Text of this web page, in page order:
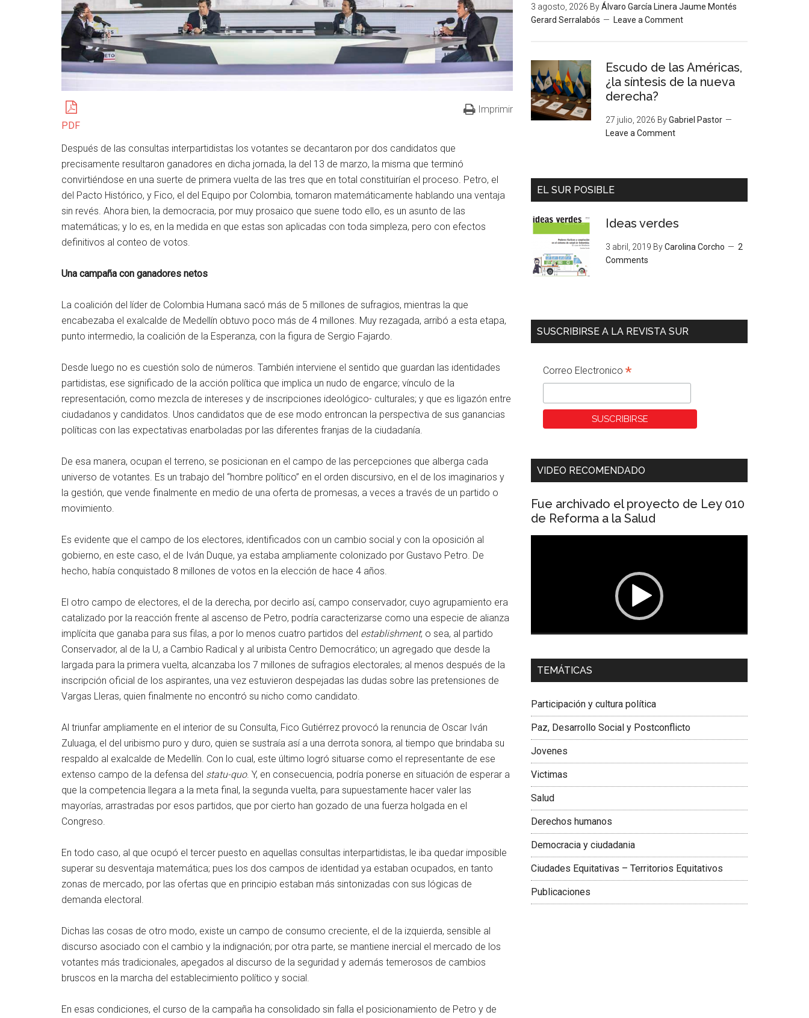
PDF
Imprimir
Después de las consultas interpartidistas los votantes se decantaron por dos candidatos que
precisamente resultaron ganadores en dicha jornada, la del 13 de marzo, la misma que terminó
convirtiéndose en una suerte de primera vuelta de las tres que en total constituirían el proceso. Petro, el
del Pacto Histórico, y Fico, el del Equipo por Colombia, tomaron matemáticamente hablando una ventaja
sin revés. Ahora bien, la democracia, por muy prosaico que suene todo ello, es un asunto de las
matemáticas; y lo es, en la medida en que estas son aplicadas con toda simpleza, pero con efectos
definitivos al conteo de votos.
Una campaña con ganadores netos
La coalición del líder de Colombia Humana sacó más de 5 millones de sufragios, mientras la que
encabezaba el exalcalde de Medellín obtuvo poco más de 4 millones. Muy rezagada, arribó a esta etapa,
punto intermedio, la coalición de la Esperanza, con la figura de Sergio Fajardo.
Desde luego no es cuestión solo de números. También interviene el sentido que guardan las identidades
partidistas, ese significado de la acción política que implica un nudo de engarce; vínculo de la
representación, como mezcla de intereses y de inscripciones ideológico- culturales; y que es ligazón entre
ciudadanos y candidatos. Unos candidatos que de ese modo entroncan la perspectiva de sus ganancias
políticas con las expectativas enarboladas por las diferentes franjas de la ciudadanía.
De esa manera, ocupan el terreno, se posicionan en el campo de las percepciones que alberga cada
universo de votantes. Es un trabajo del “hombre político” en el orden discursivo, en el de los imaginarios y
la gestión, que vende finalmente en medio de una oferta de promesas, a veces a través de un partido o
movimiento.
Es evidente que el campo de los electores, identificados con un cambio social y con la oposición al
gobierno, en este caso, el de Iván Duque, ya estaba ampliamente colonizado por Gustavo Petro. De
hecho, había conquistado 8 millones de votos en la elección de hace 4 años.
El otro campo de electores, el de la derecha, por decirlo así, campo conservador, cuyo agrupamiento era
catalizado por la reacción frente al ascenso de Petro, podría caracterizarse como una especie de alianza
implícita que ganaba para sus filas, a por lo menos cuatro partidos del establishment; o sea, al partido
Conservador, al de la U, a Cambio Radical y al uribista Centro Democrático; un agregado que desde la
largada para la primera vuelta, alcanzaba los 7 millones de sufragios electorales; al menos después de la
inscripción oficial de los aspirantes, una vez estuvieron despejadas las dudas sobre las pretensiones de
Vargas Lleras, quien finalmente no encontró su nicho como candidato.
Al triunfar ampliamente en el interior de su Consulta, Fico Gutiérrez provocó la renuncia de Oscar Iván
Zuluaga, el del uribismo puro y duro, quien se sustraía así a una derrota sonora, al tiempo que brindaba su
respaldo al exalcalde de Medellín. Con lo cual, este último logró situarse como el representante de ese
extenso campo de la defensa del statu-quo. Y, en consecuencia, podría ponerse en situación de esperar a
que la competencia llegara a la meta final, la segunda vuelta, para supuestamente hacer valer las
mayorías, arrastradas por esos partidos, que por cierto han gozado de una fuerza holgada en el
Congreso.
En todo caso, al que ocupó el tercer puesto en aquellas consultas interpartidistas, le iba quedar imposible
superar su desventaja matemática; pues los dos campos de identidad ya estaban ocupados, en tanto
zonas de mercado, por las ofertas que en principio estaban más sintonizadas con sus lógicas de
demanda electoral.
Dichas las cosas de otro modo, existe un campo de consumo creciente, el de la izquierda, sensible al
discurso asociado con el cambio y la indignación; por otra parte, se mantiene inercial el mercado de los
votantes más tradicionales, apegados al discurso de la seguridad y además temerosos de cambios
bruscos en la marcha del establecimiento político y social.
En esas condiciones, el curso de la campaña ha consolidado sin falla el posicionamiento de Petro y de
3 agosto, 2026 ByÁlvaro García Linera Jaume Montés
Gerard Serralabós
Leave a Comment
Escudo de las Américas,
¿la síntesis de la nueva
derecha?
27 julio, 2026 ByGabriel Pastor
Leave a Comment
EL SUR POSIBLE
Ideas verdes
3 abril, 2019 ByCarolina Corcho
2
Comments
SUSCRIBIRSE A LA REVISTA SUR
Correo Electronico *
VIDEO RECOMENDADO
Fue archivado el proyecto de Ley 010
de Reforma a la Salud
Dra. Carolina Corcho Mejía,
Latinoamericana Sur, Vicepresidenta Federación
TEMÁTICAS
Participación y cultura política
Paz, Desarrollo Social y Postconflicto
Jovenes
Victimas
Salud
Derechos humanos
Democracia y ciudadania
Ciudades Equitativas – Territorios Equitativos
Publicaciones